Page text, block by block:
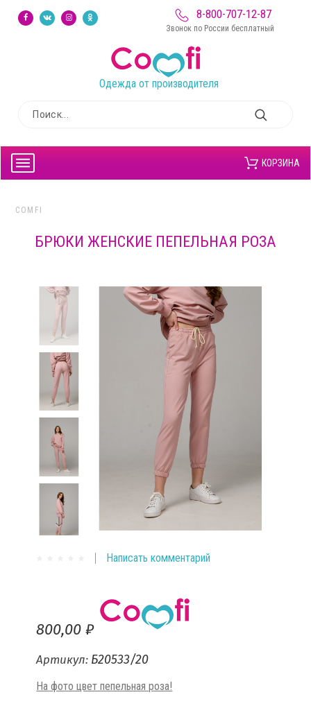
8-800-707-12-87
Звонок по России бесплатный
Одежда от производителя
КОРЗИНА
COMFI
БРЮКИ ЖЕНСКИЕ ПЕПЕЛЬНАЯ РОЗА
Написать комментарий
800,00 ₽
Артикул: Б20533/20
На фото цвет пепельная роза!